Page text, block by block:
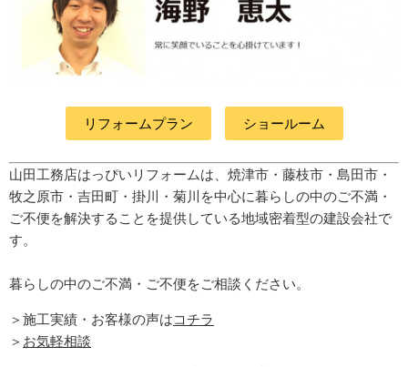
リフォームプラン ショールーム
山田工務店はっぴいリフォームは、焼津市・藤枝市・島田市・
牧之原市・吉田町 ・掛川・菊川 を中心に暮らしの中のご不満・
ご不便を解決することを提供している地域密着型の建設会社で
す。
暮らしの中のご不満・ご不便をご相談ください。
＞施工実績・お客様の声はコチラ
＞ お気軽相談